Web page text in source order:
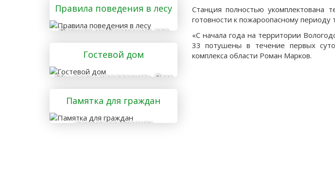
Станция полностью укомплектована
готовности к пожароопасному периоду
«С начала года на территории
33 потушены в течение первых
комплекса области Роман Марков.
Правила поведения в лесу
Важная информация для
тех, кто отправляется в
лес
Гостевой дом
Мы рады предложить Вам
услуги гостевого дома
Памятка для граждан
осуществляющих